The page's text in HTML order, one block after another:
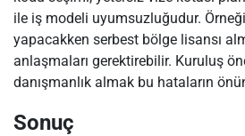
ile iş modeli uyumsuzluğudur.
yapacakken serbest bölge lisansı
anlaşmaları gerektirebilir. Kuruluş
danışmanlık almak bu hataların
Sonuç